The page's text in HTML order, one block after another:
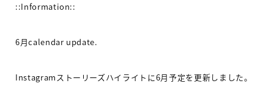
::Information::
6月calendar update.
Instagram ストーリーズハイライトに6月予定を更新しました。